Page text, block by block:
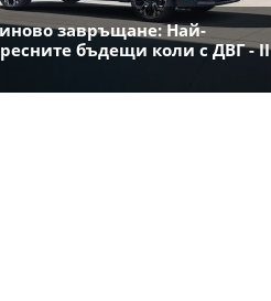
завръщане: Най-
бъдещи коли с ДВГ - II